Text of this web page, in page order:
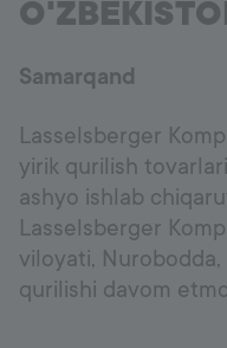
Samarqand
Lasselsberger
yirik qurilish
ashyo ishlab
Lasselsberger
viloyati,
qurilishi davom